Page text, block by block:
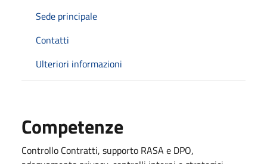
Sede principale
Contatti
Ulteriori informazioni
Competenze
Controllo Contratti, supporto RASA e DPO,